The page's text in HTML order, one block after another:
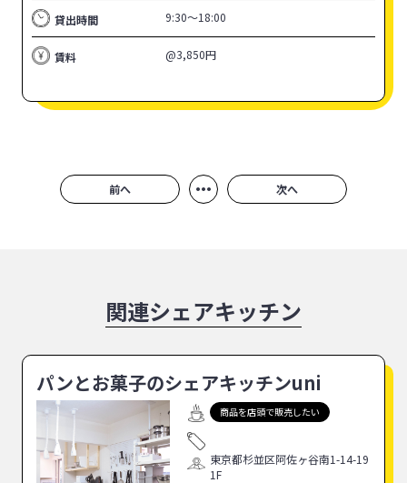
貸出時間 9:30〜18:00
賃料 @3,850円
前へ ••• 次へ
関連シェアキッチン
パンとお菓子のシェアキッチンuni
商品を店頭で販売したい
東京都杉並区阿佐ヶ谷南1-14-19
1F